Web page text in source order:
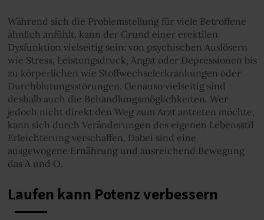
Während sich die Problemstellung für viele Betroffene
ähnlich anfühlt, kann der Grund einer erektilen
Dysfunktion vielseitig sein: von psychischen Auslösern
wie Stress, Leistungsdruck, Angst oder Depressionen bis
zu körperlichen wie Stoffwechselerkrankungen oder
Durchblutungsstörungen. Genauso vielseitig sind
deshalb auch die Behandlungsmöglichkeiten. Wer
jedoch nicht direkt den Weg zum Arzt antreten möchte,
kann sich durch Veränderungen des eigenen Lebensstil
Erleichterung verschaffen. Dabei sind eine
ausgewogene Ernährung und ausreichend Bewegung
das A und O.
Laufen kann Potenz verbessern